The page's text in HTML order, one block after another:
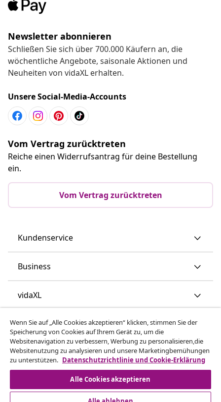
Newsletter abonnieren
Schließen Sie sich über 700.000 Käufern an, die
wöchentliche Angebote, saisonale Aktionen und
Neuheiten von vidaXL erhalten.
Unsere Social-Media-Accounts
Vom Vertrag zurücktreten
Reiche einen Widerrufsantrag für deine Bestellung
ein.
Vom Vertrag zurücktreten
Kundenservice
Business
vidaXL
Mehr entdecken
Wenn Sie auf „Alle Cookies akzeptieren“ klicken, stimmen Sie der
Speicherung von Cookies auf Ihrem Gerät zu, um die
Websitenavigation zu verbessern, Werbung zu personalisieren,die
Websitenutzung zu analysieren und unsere Marketingbemühungen
zu unterstützen. Datenschutzrichtlinie und Cookie-Erklärung
Alle Cookies akzeptieren